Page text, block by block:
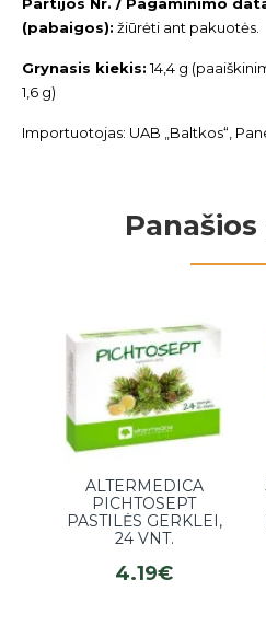
(pabaigos): žiūrėti ant pakuotės.
Grynasis kiekis:14,4 g
1,6 g)
Importuotojas: UAB „Baltkos“,
ALTERMEDICA
PICHTOSEPT
PASTILĖS GERKLEI,
24 VNT.
4.19€